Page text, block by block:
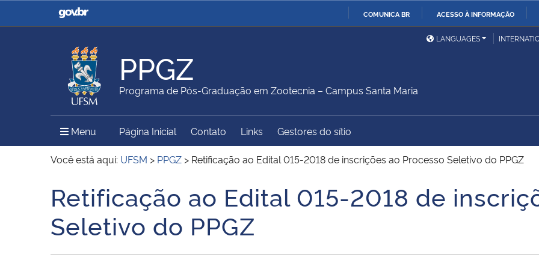
COMUNICA BR ACESSO À INFORMAÇÃO
Casa Civil
Ministério da Justiça e
Ministério da Defesa
Ministério das Relações
Exteriores
Ministério da Agricultura,
Pecuária e Abastecimento
Ministério da Educação
Ministério do Meio Ambiente Ministério do Turismo
Ministério do
Desenvolvimento Regional
União
Secretaria de Governo
Gabinete de Segurança
Institucional
Advocacia-Geral da União Banco Central do Brasil
LANGUAGES
PPGZ
Programa de Pós-Graduação em Zootecnia – Campus Santa Maria
Menu Menu Principal do Sítio
Página Inicial Contato Links Gestores do sítio
Você está aqui: UFSM > PPGZ > Retificação ao Edital 015-2018 de inscrições ao Processo Seletivo do PPGZ
Início do conteúdo
Retificação ao Edital 015-2018 de
Seletivo do PPGZ